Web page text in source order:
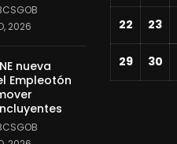
2026
nueva
Empleotón
22 23
29
30